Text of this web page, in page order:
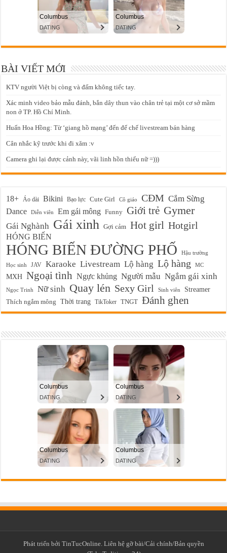
BÀI VIẾT MỚI
KTV người Việt bị còng và đấm không tiếc tay.
Xác minh video bảo mẫu đánh, bắn dây thun vào chân trẻ tại một cơ sở mầm
non ở TP. Hồ Chí Minh.
Huấn Hoa Hồng: Từ ‘giang hồ mạng’ đến đế chế livestream bán hàng
Cân nhắc kỹ trước khi đi xăm :v
Camera ghi lại được cảnh này, vãi linh hồn thiếu nữ =)))
18+ Áo dài Bikini Bạo lực Cute Girl Cô giáo CĐM Cắm Sừng
Dance Diễn viên Em gái mông Funny Giới trẻ Gymer
Gái Nghành Gái xinh Gợi cảm Hot girl Hotgirl
HÓNG BIẾN
HÓNG BIẾN ĐƯỜNG PHỐ
Hậu trường
Học sinh
JAV Karaoke Livestream Lộ hàng Lộ hàng MC
MXH Ngoại tình Ngực khủng Người mẫu Ngắm gái xinh
Ngọc Trinh Nữ sinh Quay lén Sexy Girl Sinh viên Streamer
Thích ngắm mông Thời trang TikToker TNGT Đánh ghen
Phát triển bởi TinTucOnline. Liên hệ gỡ bài/Cải chính/Bản quyền